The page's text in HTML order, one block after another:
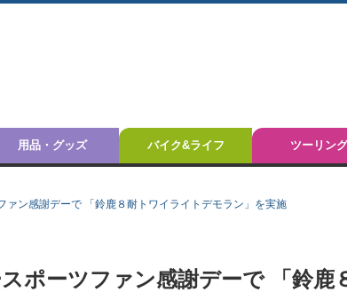
用品・グッズ バイク&ライフ ツーリング
ァン感謝デーで 「鈴鹿８耐トワイライトデモラン」を実施
ポーツファン感謝デーで 「鈴鹿